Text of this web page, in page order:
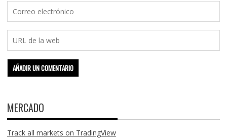
MERCADO
Track all markets on TradingView